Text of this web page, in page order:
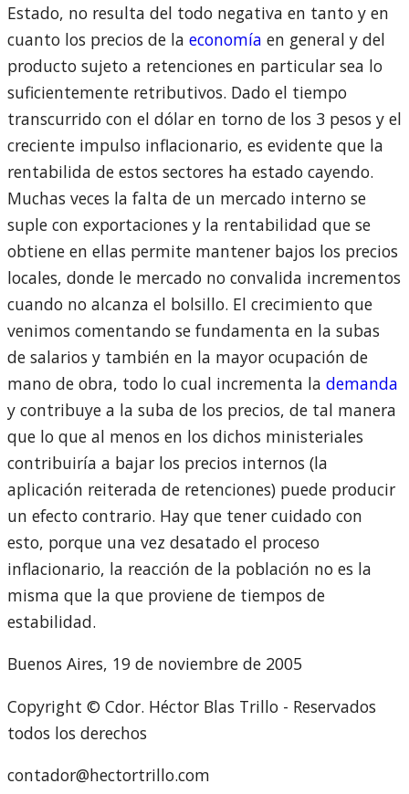
Estado, no resulta del todo negativa en tanto y en
cuanto los precios de la economía en general y del
producto sujeto a retenciones en particular sea lo
suficientemente retributivos. Dado el tiempo
transcurrido con el dólar en torno de los 3 pesos y el
creciente impulso inflacionario, es evidente que la
rentabilida de estos sectores ha estado cayendo.
Muchas veces la falta de un mercado interno se
suple con exportaciones y la rentabilidad que se
obtiene en ellas permite mantener bajos los precios
locales, donde le mercado no convalida incrementos
cuando no alcanza el bolsillo. El crecimiento que
venimos comentando se fundamenta en la subas
de salarios y también en la mayor ocupación de
mano de obra, todo lo cual incrementa la demanda
y contribuye a la suba de los precios, de tal manera
que lo que al menos en los dichos ministeriales
contribuiría a bajar los precios internos (la
aplicación reiterada de retenciones) puede producir
un efecto contrario. Hay que tener cuidado con
esto, porque una vez desatado el proceso
inflacionario, la reacción de la población no es la
misma que la que proviene de tiempos de
estabilidad.
Buenos Aires, 19 de noviembre de 2005
Copyright © Cdor. Héctor Blas Trillo - Reservados
todos los derechos
contador@hectortrillo.com